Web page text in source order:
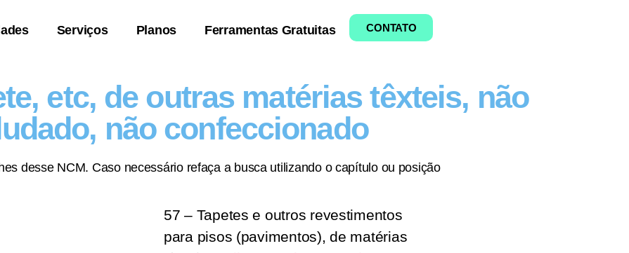
Serviços Planos Ferramentas Gratuitas CONTATO
etc, de outras matérias têxteis, não
não confeccionado
desse NCM. Caso necessário refaça a busca utilizando o capítulo ou posição
57 – Tapetes e outros revestimentos
para pisos (pavimentos), de matérias